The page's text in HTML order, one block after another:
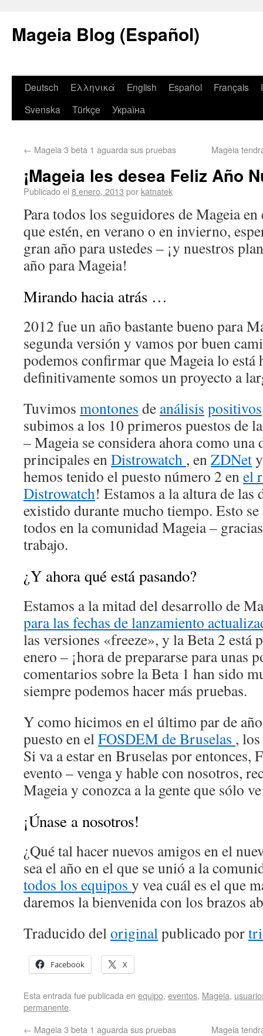
Mageia Blog (Español)
Deutsch Ελληνικά English Español Français
Svenska
Türkçe Україна
← Mageia 3 beta 1 aguarda sus pruebas Mageia
¡Mageia les desea Feliz Año
Publicado el 8 enero, 2013 por katnatek
Para todos los seguidores de Mageia
que estén, en verano o en invierno,
gran año para ustedes – ¡y nuestros
año para Mageia!
Mirando hacia atrás …
2012 fue un año bastante bueno para
segunda versión y vamos por buen
podemos confirmar que Mageia lo está
definitivamente somos un proyecto a
Tuvimos montones de análisis positivos
subimos a los 10 primeros puestos de
– Mageia se considera ahora como
principales enDistrowatch , enZDNet
hemos tenido el puesto número 2 enel
Distrowatch! Estamos a la altura de
existido durante mucho tiempo. Esto se
todos en la comunidad Mageia –
trabajo.
¿Y ahora qué está pasando?
Estamos a la mitad del desarrollo de
para las fechas de lanzamiento
las versiones «freeze», y la Beta 2 está
enero – ¡hora de prepararse para unas
comentarios sobre la Beta 1 han sido
siempre podemos hacer más pruebas.
Y como hicimos en el último par de
puesto en elFOSDEM de Bruselas ,
Si va a estar en Bruselas por entonces,
evento – venga y hable con nosotros,
Mageia y conozca a la gente que sólo
¡Únase a nosotros!
¿Qué tal hacer nuevos amigos en el
sea el año en el que se unió a la
todos los equipos y vea cuál es el que
daremos la bienvenida con los brazos
Traducido deloriginalpublicado por
Facebook X
Esta entrada fue publicada en equipo, eventos, Mageia,
permanente.
← Mageia 3 beta 1 aguarda sus pruebas Mageia